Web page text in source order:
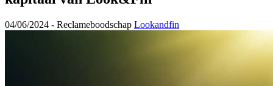
04/06/2024 - Reclameboodschap Lookandfin